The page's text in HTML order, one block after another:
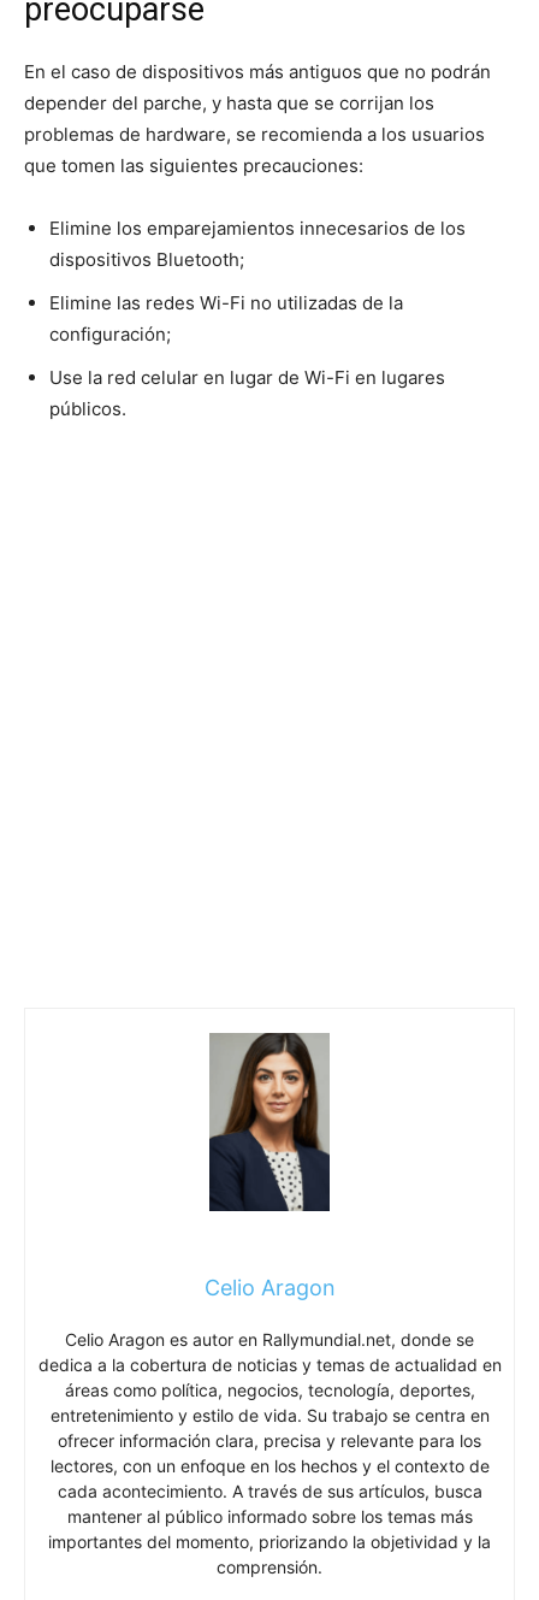
preocuparse
En el caso de dispositivos más antiguos que no podrán
depender del parche, y hasta que se corrijan los
problemas de hardware, se recomienda a los usuarios
que tomen las siguientes precauciones:
Elimine los emparejamientos innecesarios de los
dispositivos Bluetooth;
Elimine las redes Wi-Fi no utilizadas de la
configuración;
Use la red celular en lugar de Wi-Fi en lugares
públicos.
Celio Aragon
Celio Aragon es autor en Rallymundial.net, donde se
dedica a la cobertura de noticias y temas de actualidad en
áreas como política, negocios, tecnología, deportes,
entretenimiento y estilo de vida. Su trabajo se centra en
ofrecer información clara, precisa y relevante para los
lectores, con un enfoque en los hechos y el contexto de
cada acontecimiento. A través de sus artículos, busca
mantener al público informado sobre los temas más
importantes del momento, priorizando la objetividad y la
comprensión.